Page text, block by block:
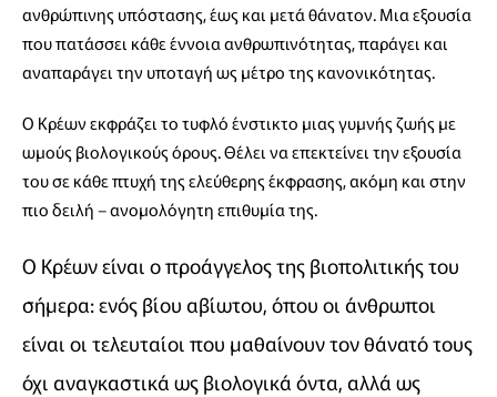
ανθρώπινης υπόστασης, έως και μετά θάνατον. Μια εξουσία
που πατάσσει κάθε έννοια ανθρωπινότητας, παράγει και
αναπαράγει την υποταγή ως μέτρο της κανονικότητας.
Ο Κρέων εκφράζει το τυφλό ένστικτο μιας γυμνής ζωής με
ωμούς βιολογικούς όρους. Θέλει να επεκτείνει την εξουσία
του σε κάθε πτυχή της ελεύθερης έκφρασης, ακόμη και στην
πιο δειλή – ανομολόγητη επιθυμία της.
Ο Κρέων είναι ο προάγγελος της βιοπολιτικής του
σήμερα: ενός βίου αβίωτου, όπου οι άνθρωποι
είναι οι τελευταίοι που μαθαίνουν τον θάνατό τους
όχι αναγκαστικά ως βιολογικά όντα, αλλά ως